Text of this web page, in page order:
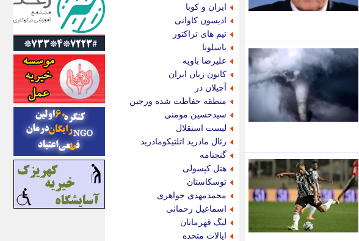
ایران و کوبا
ادیسون کاوانی
تیم های تراکتور
باسلونا
علیرضا باویه
کانون زبان ایران
آچیلان در
منطقه حفاظت شده ورجین
سیدحسین مومنی
لیست استقلال
رئال مادرید اتلتیکومادرید
گنجنامه
هتل کپسولی
توسکاستان
محمدمهدی جواهری
اسماعیل رحمانی
لیگ قهرمانان
ایالات متحده
ایرانیتال
ایرنا
ایسکانیوز
ایسنا
ایکنا
ایلنا
اینتیتر
ایونا نیوز
بازتاب آنلاین
باشگاه خبرنگاران
باغستان نیوز
بامبوک
ببین و بخون
بدینسان
بنکر